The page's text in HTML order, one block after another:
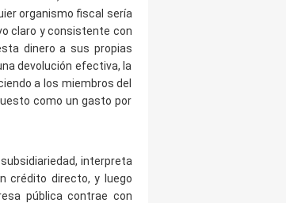
organismo fiscal sería
claro y consistente con
dinero a sus propias
devolución efectiva, la
a los miembros del
como un gasto por
interpreta
crédito directo, y luego
pública contrae con